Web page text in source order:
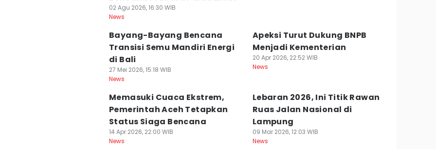
02 Agu 2026, 16:30 WIB
News
Bayang-Bayang Bencana
Transisi Semu Mandiri Energi
di Bali
27 Mei 2026, 15:18 WIB
News
Apeksi Turut Dukung BNPB
Menjadi Kementerian
20 Apr 2026, 22:52 WIB
News
Memasuki Cuaca Ekstrem,
Pemerintah Aceh Tetapkan
Status Siaga Bencana
14 Apr 2026, 22:00 WIB
News
Lebaran 2026, Ini Titik Rawan
Ruas Jalan Nasional di
Lampung
09 Mar 2026, 12:03 WIB
News